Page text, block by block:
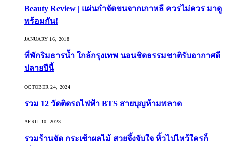
Beauty Review | แผ่นกำจัดขนจากเกาหลี ควรไม่ควร มาดู
พร้อมกัน!
JANUARY 16, 2018
ที่พักริมธารน้ำ ใกล้กรุงเทพ นอนชิดธรรมชาติรับอากาศดี
ปลายปีนี้
OCTOBER 24, 2024
รวม 12 วัดติดรถไฟฟ้า BTS สายบุญห้ามพลาด
APRIL 10, 2023
รวมร้านจัด กระเช้าผลไม้ สวยจึ้งจับใจ หิ้วไปไหว้ใครก็